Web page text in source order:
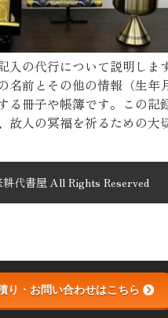
入の代行について説明しま
名前とその他の情報（生年
る冊子や帳簿です。この記
故人の冥福を祈るための大
代書屋 All Rights Reserved
り・お問い合わせはこちら